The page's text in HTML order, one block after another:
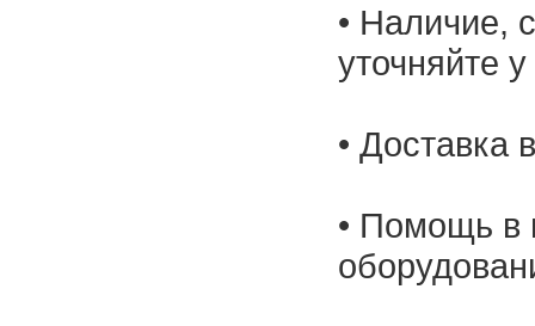
• Наличие,
уточняйте
• Доставка
• Помощь в